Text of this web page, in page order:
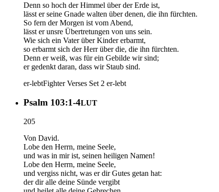
Denn so hoch der Himmel über der Erde ist,
lässt er seine Gnade walten über denen, die ihn fürchten.
So fern der Morgen ist vom Abend,
lässt er unsre Übertretungen von uns sein.
Wie sich ein Vater über Kinder erbarmt,
so erbarmt sich der Herr über die, die ihn fürchten.
Denn er weiß, was für ein Gebilde wir sind;
er gedenkt daran, dass wir Staub sind.
er-lebtFighter Verses Set 2 er-lebt
Psalm 103:1-4LUT
205
Von David.
Lobe den Herrn, meine Seele,
und was in mir ist, seinen heiligen Namen!
Lobe den Herrn, meine Seele,
und vergiss nicht, was er dir Gutes getan hat:
der dir alle deine Sünde vergibt